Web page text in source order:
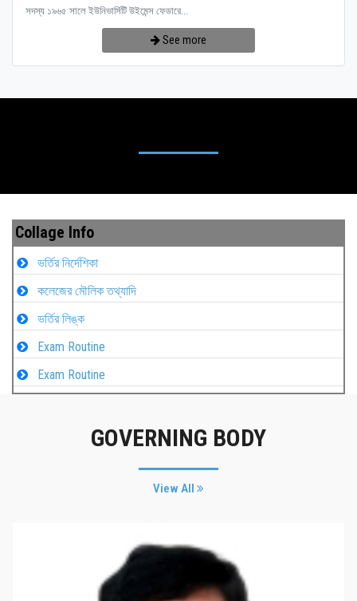
সদস্য ১৯৬৫ সালে ইউনিভার্সিটি উইমেন্স ফেডারে...
See more
Collage Info
ভর্তির নির্দেশিকা
কলেজের মৌলিক তথ্যাদি
ভর্তির লিঙ্ক
Exam Routine
Exam Routine
GOVERNING BODY
View All